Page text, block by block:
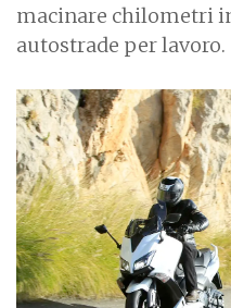
macinare chilometri
autostrade per lavoro.